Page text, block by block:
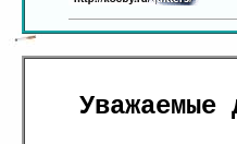
Уважаемые